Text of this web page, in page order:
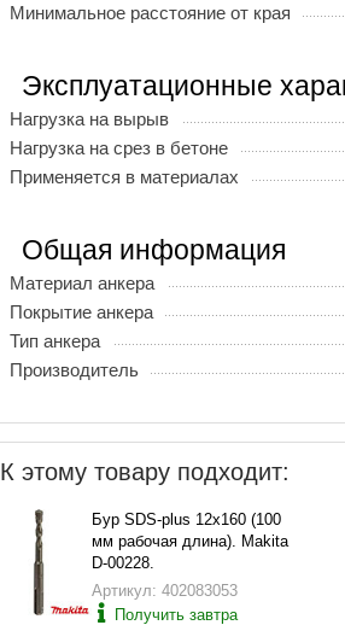
Минимальное расстояние от края
Эксплуатационные
Нагрузка на вырыв
Нагрузка на срез в бетоне
Применяется в материалах
Общая информация
Материал анкера
Покрытие анкера
Тип анкера
Производитель
К этому товару подходит:
Бур SDS-plus 12х160 (100
мм рабочая длина). Makita
D-00228.
Артикул: 402083053
Получить завтра